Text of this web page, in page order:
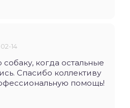
14
когда остальные
Спасибо коллективу
помощь!